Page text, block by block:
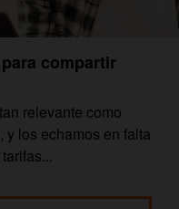
compartir
relevante como
y los echamos en falta